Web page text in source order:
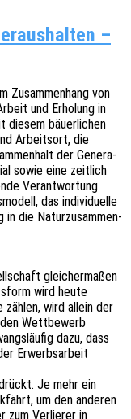
–
Zusam­men­hang von
und Erho­lung in
diesem bäuer­li­chen
Arbeits­ort, die
der Gene­ra­
sowie eine zeit­lich
Verant­wor­tung
das individuelle
in die Natur­zu­sam­men­
glei­cher­ma­ßen
wird heute
wird allein der
Wett­be­werb
dazu, dass
Erwerbs­ar­beit
Je mehr ein
um den ande­ren
zum Verlie­rer in